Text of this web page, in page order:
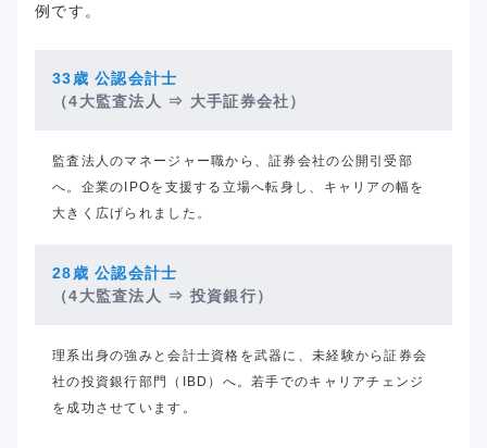
例です。
33歳 公認会計士
（4大監査法人
⇒ 大手証券会社）
監査法人のマネージャー職から、証券会社の公開引受部
へ。企業のIPOを支援する立場へ転身し、キャリアの幅を
大きく広げられました。
28歳 公認会計士
（4大監査法人
⇒ 投資銀行）
理系出身の強みと会計士資格を武器に、未経験から証券会
社の投資銀行部門（IBD）へ。若手でのキャリアチェンジ
を成功させています。